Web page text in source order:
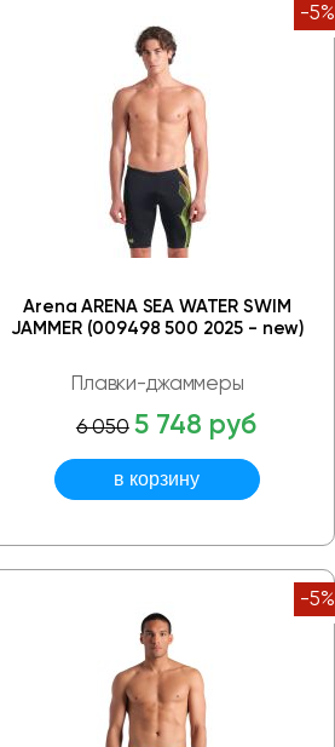
-5%
Arena ARENA SEA WATER SWIM
JAMMER (009498 500 2025 - new)
Плавки-джаммеры
6 050 5 748 руб
-5%